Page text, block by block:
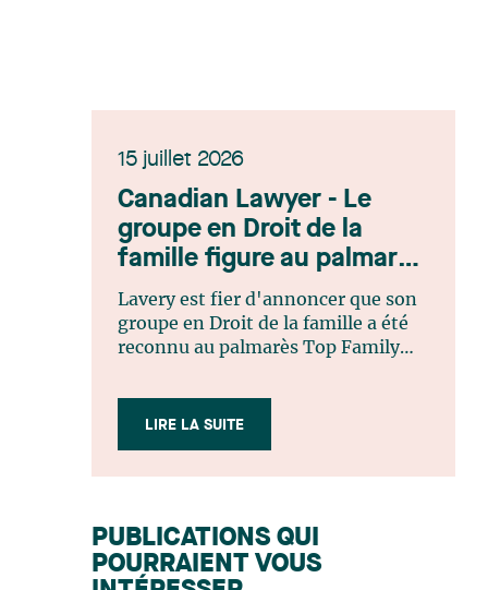
15 juillet 2026
Canadian Lawyer - Le
groupe en Droit de la
famille figure au palmarès
Top Family Law Firm
Teams 2026
Lavery est fier d'annoncer que son
groupe en Droit de la famille a été
reconnu au palmarès Top Family
Lawyer. Cette reconnaissance est le
fruit d'un processus de sélection
d'une évaluation par un jury
indépendant composé de praticiens
LIRE LA SUITE
PUBLICATIONS QUI
POURRAIENT VOUS